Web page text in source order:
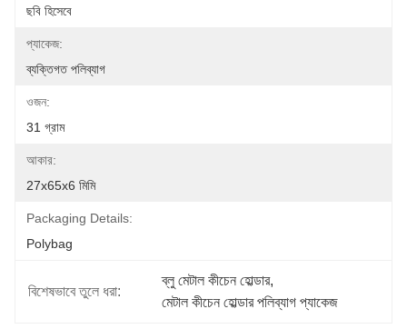
ছবি হিসেবে
প্যাকেজ:
ব্যক্তিগত পলিব্যাগ
ওজন:
31 গ্রাম
আকার:
27x65x6 মিমি
Packaging Details:
Polybag
বিশেষভাবে তুলে ধরা:
ব্লু মেটাল কীচেন হোল্ডার,
মেটাল কীচেন হোল্ডার পলিব্যাগ প্যাকেজ